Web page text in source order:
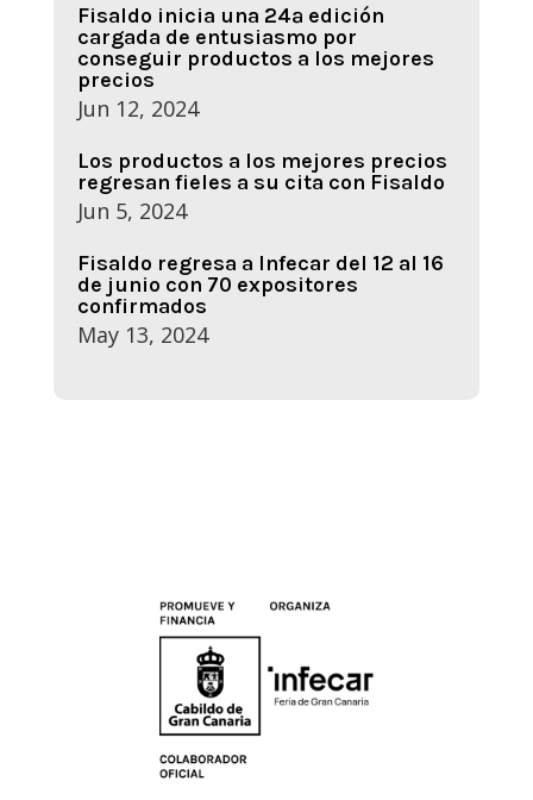
Fisaldo inicia una 24ª edición
cargada de entusiasmo por
conseguir productos a los mejores
precios
Jun 12, 2024
Los productos a los mejores precios
regresan fieles a su cita con Fisaldo
Jun 5, 2024
Fisaldo regresa a Infecar del 12 al 16
de junio con 70 expositores
confirmados
May 13, 2024